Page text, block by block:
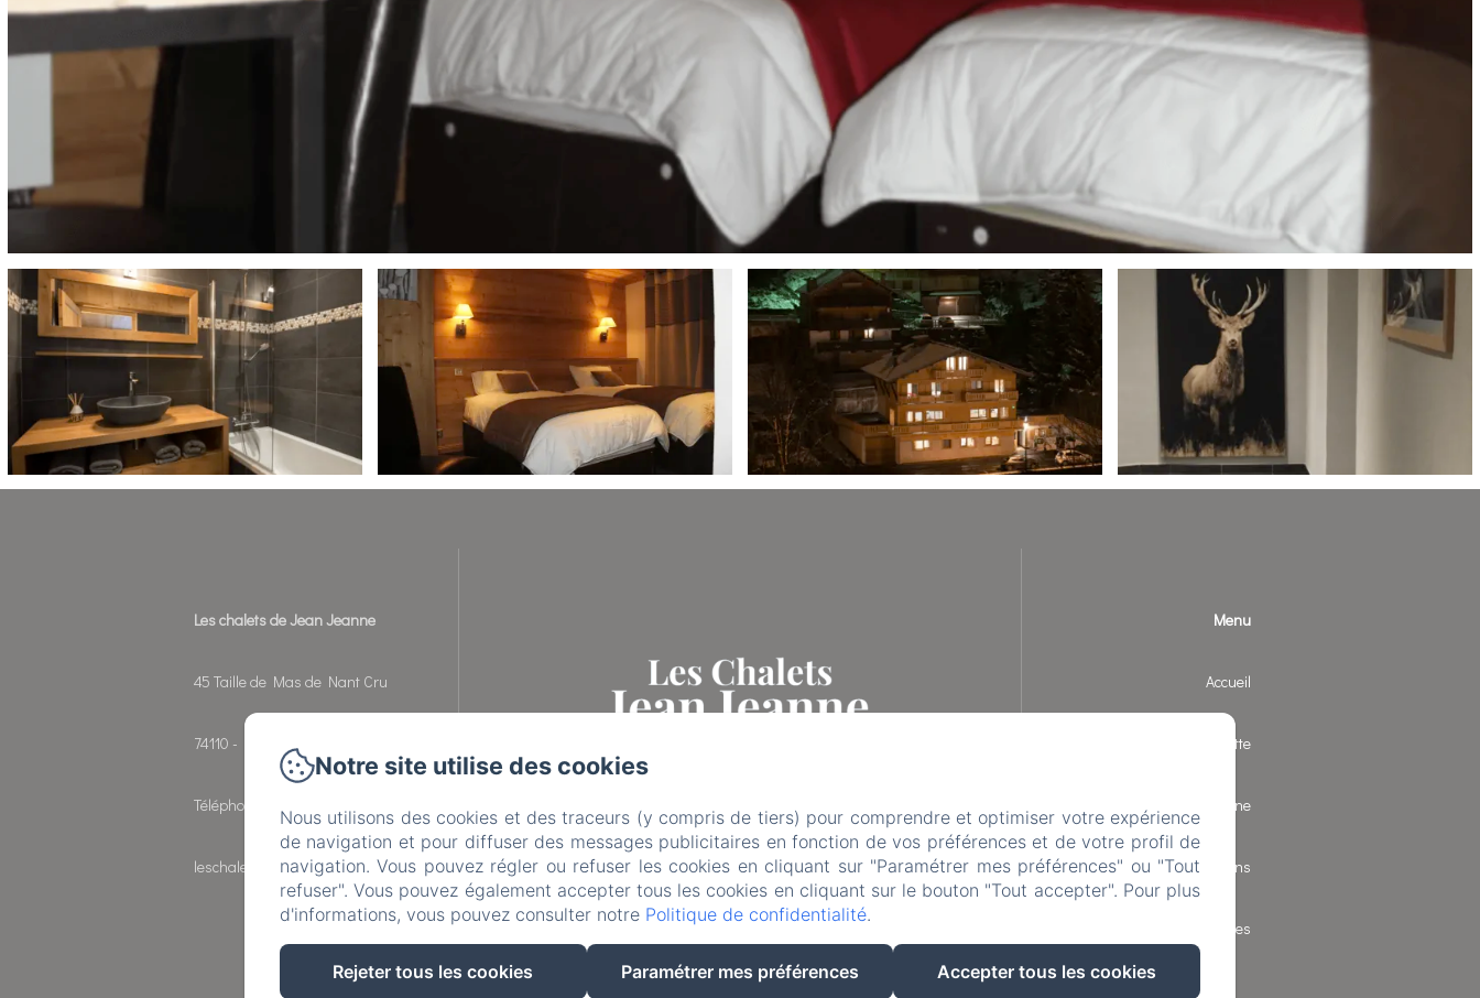
Les chalets de Jean Jeanne
45 Taille de Mas de Nant Cru
74110 - Morzine
Téléphone: 06 26 57 49 18
leschaletsdejeanjeanne@orange.fr
Menu
Accueil
Chalets la Bornette
Chalet Catherine
Les environs
Infos pratiques
Notre site utilise des cookies
Nous utilisons des cookies et des traceurs (y compris de tiers) pour comprendre et optimiser votre expérience
de navigation et pour diffuser des messages publicitaires en fonction de vos préférences et de votre profil de
navigation. Vous pouvez régler ou refuser les cookies en cliquant sur "Paramétrer mes préférences" ou "Tout
refuser". Vous pouvez également accepter tous les cookies en cliquant sur le bouton "Tout accepter". Pour plus
d'informations, vous pouvez consulter notre Politique de confidentialité.
Rejeter tous les cookies Paramétrer mes préférences Accepter tous les cookies